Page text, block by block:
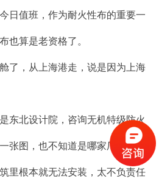
日值班，作为耐火性布的重要一
也算是老资格了。
，从上海港走，说是因为上海
东北设计院，咨询无机特级防火
张图，也不知道是哪家厂家给提
里根本就无法安装，太不负责任